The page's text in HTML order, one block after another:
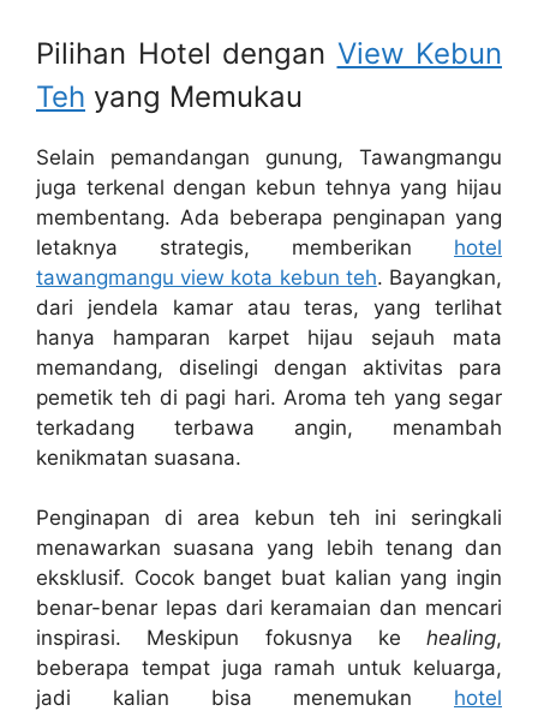
Pilihan Hotel dengan View Kebun
Teh yang Memukau
Selain pemandangan gunung, Tawangmangu
juga terkenal dengan kebun tehnya yang hijau
membentang. Ada beberapa penginapan yang
letaknya strategis, memberikan hotel
tawangmangu view kota kebun teh. Bayangkan,
dari jendela kamar atau teras, yang terlihat
hanya hamparan karpet hijau sejauh mata
memandang, diselingi dengan aktivitas para
pemetik teh di pagi hari. Aroma teh yang segar
terkadang terbawa angin, menambah
kenikmatan suasana.
Penginapan di area kebun teh ini seringkali
menawarkan suasana yang lebih tenang dan
eksklusif. Cocok banget buat kalian yang ingin
benar-benar lepas dari keramaian dan mencari
inspirasi. Meskipun fokusnya ke healing,
beberapa tempat juga ramah untuk keluarga,
jadi kalian bisa menemukan hotel